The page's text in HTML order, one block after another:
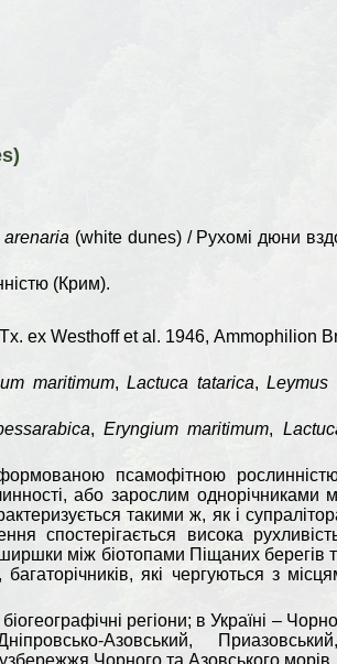
(white dunes) / Рухомі дюни
(Крим).
ex Westhoff et al. 1946, Ammophilion
maritimum,Lactuca tatarica,Leymus
,Eryngium maritimum,
псамофітною
або зарослим однорічниками
такими ж, як і
спостерігається висока
між біотопами Піщаних берегів
які чергуються з
регіони; в Україні –
Азовський,